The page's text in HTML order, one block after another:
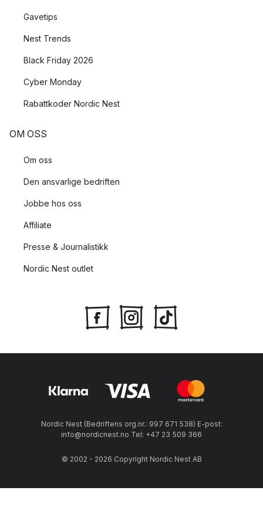
Gavetips
Nest Trends
Black Friday 2026
Cyber Monday
Rabattkoder Nordic Nest
OM OSS
Om oss
Den ansvarlige bedriften
Jobbe hos oss
Affiliate
Presse & Journalistikk
Nordic Nest outlet
Nordic Nest (Bedriftens org.nr.: 997 671 538) E-post:
info@nordicnest.no Tel: +47 23 509 366
© 2002 - 2026 Copyright Nordic Nest AB